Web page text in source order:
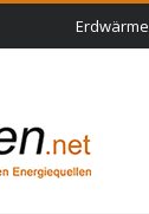
Erdwärme